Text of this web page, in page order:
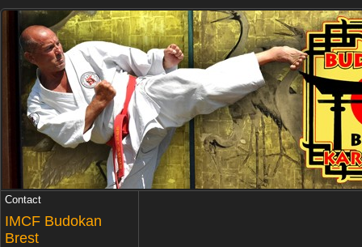
Contact
IMCF Budokan
Brest